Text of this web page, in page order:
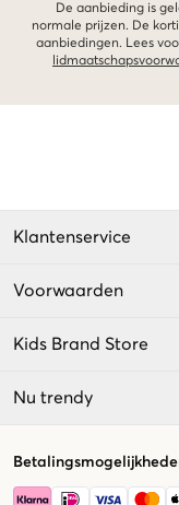
De aanbieding is
normale prijzen. De
aanbiedingen. Lees
Klantenservice
Voorwaarden
Kids Brand Store
Nu trendy